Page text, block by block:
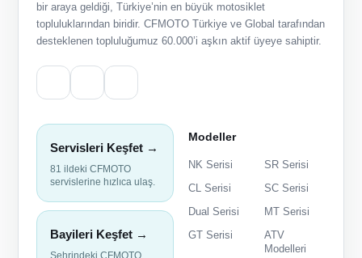
bir araya geldiği, Türkiye’nin en büyük motosiklet
topluluklarından biridir. CFMOTO Türkiye ve Global tarafından
desteklenen topluluğumuz 60.000’i aşkın aktif üyeye sahiptir.
Servisleri Keşfet →
81 ildeki CFMOTO
servislerine hızlıca ulaş.
Bayileri Keşfet →
Modeller
NK Serisi
SR Serisi
CL Serisi
SC Serisi
Dual Serisi
MT Serisi
GT Serisi
ATV
Modelleri